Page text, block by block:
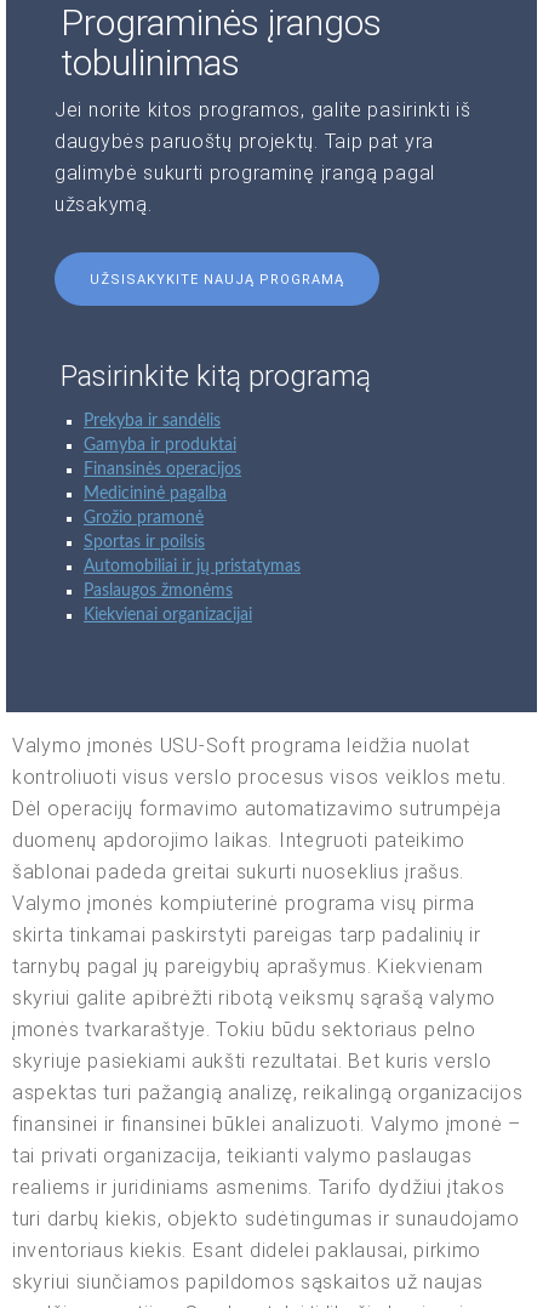
Programinės įrangos
tobulinimas
Jei norite kitos programos, galite pasirinkti iš
daugybės paruoštų projektų. Taip pat yra
galimybė sukurti programinę įrangą pagal
užsakymą.
UŽSISAKYKITE NAUJĄ PROGRAMĄ
Pasirinkite kitą programą
Prekyba ir sandėlis
Gamyba ir produktai
Finansinės operacijos
Medicininė pagalba
Grožio pramonė
Sportas ir poilsis
Automobiliai ir jų pristatymas
Paslaugos žmonėms
Kiekvienai organizacijai
Valymo įmonės USU-Soft programa leidžia nuolat
kontroliuoti visus verslo procesus visos veiklos metu.
Dėl operacijų formavimo automatizavimo sutrumpėja
duomenų apdorojimo laikas. Integruoti pateikimo
šablonai padeda greitai sukurti nuoseklius įrašus.
Valymo įmonės kompiuterinė programa visų pirma
skirta tinkamai paskirstyti pareigas tarp padalinių ir
tarnybų pagal jų pareigybių aprašymus. Kiekvienam
skyriui galite apibrėžti ribotą veiksmų sąrašą valymo
įmonės tvarkaraštyje. Tokiu būdu sektoriaus pelno
skyriuje pasiekiami aukšti rezultatai. Bet kuris verslo
aspektas turi pažangią analizę, reikalingą organizacijos
finansinei ir finansinei būklei analizuoti. Valymo įmonė –
tai privati organizacija, teikianti valymo paslaugas
realiems ir juridiniams asmenims. Tarifo dydžiui įtakos
turi darbų kiekis, objekto sudėtingumas ir sunaudojamo
inventoriaus kiekis. Esant didelei paklausai, pirkimo
skyriui siunčiamos papildomos sąskaitos už naujas